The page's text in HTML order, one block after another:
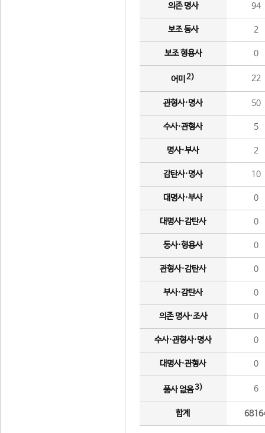
의존 명사 94
보조 동사 2
보조 형용사 0
어미 2) 22
관형사·명사 50
수사·관형사 5
명사·부사 2
감탄사·명사 10
대명사·부사 0
대명사·감탄사 0
동사·형용사 0
관형사·감탄사 0
부사·감탄사 0
의존 명사·조사 0
수사·관형사·명사 0
대명사·관형사 0
품사 없음3) 6
합계